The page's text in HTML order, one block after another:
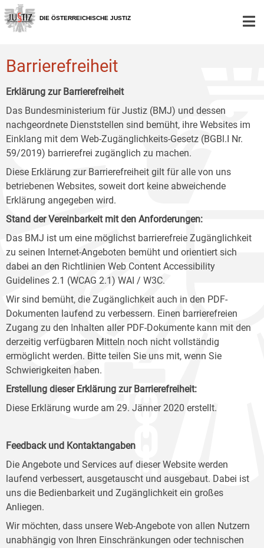
Zur
Hauptnavigation
[1]
Zum
Inhalt
[2]
Zum
Untermenü
[3]
DIE ÖSTERREICHISCHE JUSTIZ
Barrierefreiheit
Erklärung zur Barrierefreiheit
Das Bundesministerium für Justiz (BMJ) und dessen
nachgeordnete Dienststellen sind bemüht, ihre Websites im
Einklang mit dem Web-Zugänglichkeits-Gesetz (BGBl.I Nr.
59/2019) barrierefrei zugänglich zu machen.
Diese Erklärung zur Barrierefreiheit gilt für alle von uns
betriebenen Websites, soweit dort keine abweichende
Erklärung angegeben wird.
Stand der Vereinbarkeit mit den Anforderungen:
Das BMJ ist um eine möglichst barrierefreie Zugänglichkeit
zu seinen Internet-Angeboten bemüht und orientiert sich
dabei an den Richtlinien Web Content Accessibility
Guidelines 2.1 (WCAG 2.1) WAI / W3C.
Wir sind bemüht, die Zugänglichkeit auch in den PDF-
Dokumenten laufend zu verbessern. Einen barrierefreien
Zugang zu den Inhalten aller PDF-Dokumente kann mit den
derzeitig verfügbaren Mitteln noch nicht vollständig
ermöglicht werden. Bitte teilen Sie uns mit, wenn Sie
Schwierigkeiten haben.
Erstellung dieser Erklärung zur Barrierefreiheit:
Diese Erklärung wurde am 29. Jänner 2020 erstellt.
Feedback und Kontaktangaben
Die Angebote und Services auf dieser Website werden
laufend verbessert, ausgetauscht und ausgebaut. Dabei ist
uns die Bedienbarkeit und Zugänglichkeit ein großes
Anliegen.
Wir möchten, dass unsere Web-Angebote von allen Nutzern
unabhängig von Ihren Einschränkungen oder technischen